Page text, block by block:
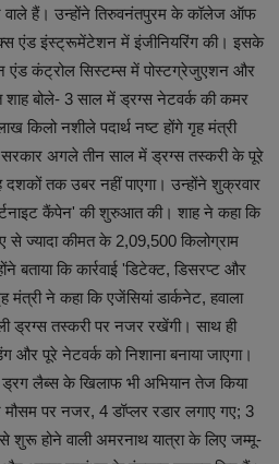
वाले हैं। उन्होंने तिरुवनंतपुरम के कॉलेज ऑफ
एंड इंस्ट्रूमेंटेशन में इंजीनियरिंग की। इसके
कंट्रोल सिस्टम्स में पोस्टग्रेजुएशन और
बोले- 3 साल में ड्रग्स नेटवर्क की कमर
किलो नशीले पदार्थ नष्ट होंगे गृह मंत्री
अगले तीन साल में ड्रग्स तस्करी के पूरे
दशकों तक उबर नहीं पाएगा। उन्होंने शुक्रवार
कैंपेन' की शुरुआत की। शाह ने कहा कि
ज्यादा कीमत के 2,09,500 किलोग्राम
बताया कि कार्रवाई 'डिटेक्ट, डिसरप्ट और
मंत्री ने कहा कि एजेंसियां डार्कनेट, हवाला
ड्रग्स तस्करी पर नजर रखेंगी। साथ ही
पूरे नेटवर्क को निशाना बनाया जाएगा।
लैब्स के खिलाफ भी अभियान तेज किया
पर नजर, 4 डॉप्लर रडार लगाए गए; 3
शुरू होने वाली अमरनाथ यात्रा के लिए जम्मू-